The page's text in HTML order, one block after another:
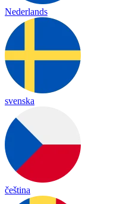
Nederlands
svenska
čeština